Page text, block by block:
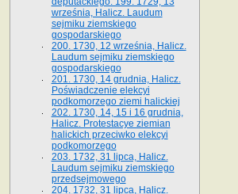
września, Halicz. Laudum
sejmiku ziemskiego
gospodarskiego
200. 1730, 12 września, Halicz.
Laudum sejmiku ziemskiego
gospodarskiego
201. 1730, 14 grudnia, Halicz.
Poświadczenie elekcyi
podkomorzego ziemi halickiej
202. 1730, 14, 15 i 16 grudnia,
Halicz. Protestacye ziemian
halickich przeciwko elekcyi
podkomorzego
203. 1732, 31 lipca, Halicz.
Laudum sejmiku ziemskiego
przedsejmowego
204. 1732, 31 lipca, Halicz.